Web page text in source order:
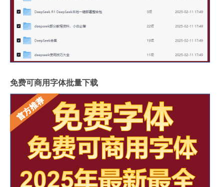
免费可商用字体批量下载